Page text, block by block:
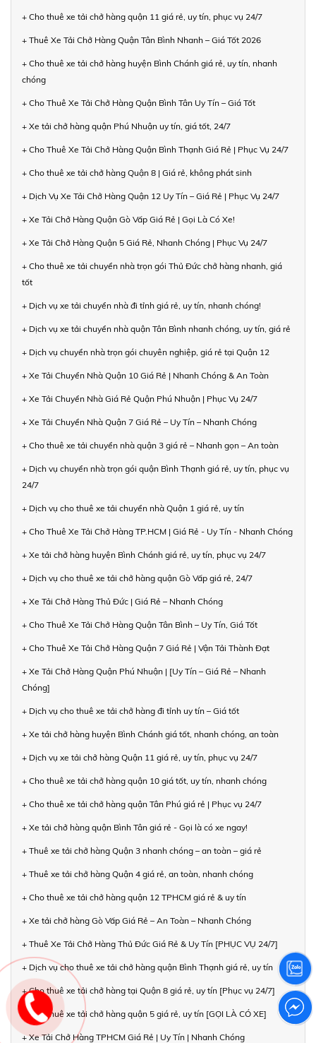
+ Cho thuê xe tải chở hàng quận 11 giá rẻ, uy tín, phục vụ 24/7
+ Thuê Xe Tải Chở Hàng Quận Tân Bình Nhanh – Giá Tốt 2026
+ Cho thuê xe tải chở hàng huyện Bình Chánh giá rẻ, uy tín, nhanh
chóng
+ Cho Thuê Xe Tải Chở Hàng Quận Bình Tân Uy Tín – Giá Tốt
+ Xe tải chở hàng quận Phú Nhuận uy tín, giá tốt, 24/7
+ Cho Thuê Xe Tải Chở Hàng Quận Bình Thạnh Giá Rẻ | Phục Vụ 24/7
+ Cho thuê xe tải chở hàng Quận 8 | Giá rẻ, không phát sinh
+ Dịch Vụ Xe Tải Chở Hàng Quận 12 Uy Tín – Giá Rẻ | Phục Vụ 24/7
+ Xe Tải Chở Hàng Quận Gò Vấp Giá Rẻ | Gọi Là Có Xe!
+ Xe Tải Chở Hàng Quận 5 Giá Rẻ, Nhanh Chóng | Phục Vụ 24/7
+ Cho thuê xe tải chuyển nhà trọn gói Thủ Đức chở hàng nhanh, giá
tốt
+ Dịch vụ xe tải chuyển nhà đi tỉnh giá rẻ, uy tín, nhanh chóng!
+ Dịch vụ xe tải chuyển nhà quận Tân Bình nhanh chóng, uy tín, giá rẻ
+ Dịch vụ chuyển nhà trọn gói chuyên nghiệp, giá rẻ tại Quận 12
+ Xe Tải Chuyển Nhà Quận 10 Giá Rẻ | Nhanh Chóng & An Toàn
+ Xe Tải Chuyển Nhà Giá Rẻ Quận Phú Nhuận | Phục Vụ 24/7
+ Xe Tải Chuyển Nhà Quận 7 Giá Rẻ – Uy Tín – Nhanh Chóng
+ Cho thuê xe tải chuyển nhà quận 3 giá rẻ – Nhanh gọn – An toàn
+ Dịch vụ chuyển nhà trọn gói quận Bình Thạnh giá rẻ, uy tín, phục vụ
24/7
+ Dịch vụ cho thuê xe tải chuyển nhà Quận 1 giá rẻ, uy tín
+ Cho Thuê Xe Tải Chở Hàng TP.HCM | Giá Rẻ - Uy Tín - Nhanh Chóng
+ Xe tải chở hàng huyện Bình Chánh giá rẻ, uy tín, phục vụ 24/7
+ Dịch vụ cho thuê xe tải chở hàng quận Gò Vấp giá rẻ, 24/7
+ Xe Tải Chở Hàng Thủ Đức | Giá Rẻ – Nhanh Chóng
+ Cho Thuê Xe Tải Chở Hàng Quận Tân Bình – Uy Tín, Giá Tốt
+ Cho Thuê Xe Tải Chở Hàng Quận 7 Giá Rẻ | Vận Tải Thành Đạt
+ Xe Tải Chở Hàng Quận Phú Nhuận | [Uy Tín – Giá Rẻ – Nhanh
Chóng]
+ Dịch vụ cho thuê xe tải chở hàng đi tỉnh uy tín – Giá tốt
+ Xe tải chở hàng huyện Bình Chánh giá tốt, nhanh chóng, an toàn
+ Dịch vụ xe tải chở hàng Quận 11 giá rẻ, uy tín, phục vụ 24/7
+ Cho thuê xe tải chở hàng quận 10 giá tốt, uy tín, nhanh chóng
+ Cho thuê xe tải chở hàng quận Tân Phú giá rẻ | Phục vụ 24/7
+ Xe tải chở hàng quận Bình Tân giá rẻ - Gọi là có xe ngay!
+ Thuê xe tải chở hàng Quận 3 nhanh chóng – an toàn – giá rẻ
+ Thuê xe tải chở hàng Quận 4 giá rẻ, an toàn, nhanh chóng
+ Cho thuê xe tải chở hàng quận 12 TPHCM giá rẻ & uy tín
+ Xe tải chở hàng Gò Vấp Giá Rẻ – An Toàn – Nhanh Chóng
+ Thuê Xe Tải Chở Hàng Thủ Đức Giá Rẻ & Uy Tín [PHỤC VỤ 24/7]
+ Dịch vụ cho thuê xe tải chở hàng quận Bình Thạnh giá rẻ, uy tín
+ Cho thuê xe tải chở hàng tại Quận 8 giá rẻ, uy tín [Phục vụ 24/7]
+ Cho thuê xe tải chở hàng quận 5 giá rẻ, uy tín [GỌI LÀ CÓ XE]
+ Xe Tải Chở Hàng TPHCM Giá Rẻ | Uy Tín | Nhanh Chóng